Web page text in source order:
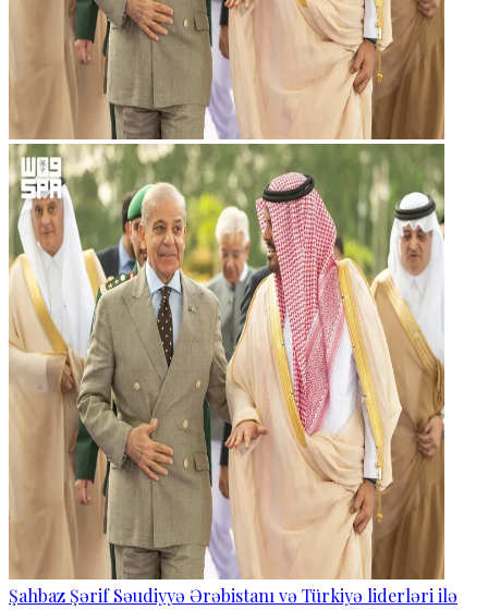
Şahbaz Şərif Səudiyyə Ərəbistanı və Türkiyə liderləri ilə